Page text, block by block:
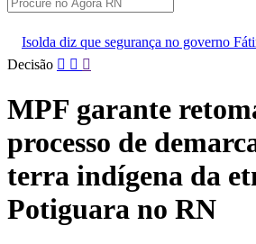
no governo Fátima está
Pular
conteúdo
Decisão
MPF garante
processo de
terra indígena da
Potiguara no RN